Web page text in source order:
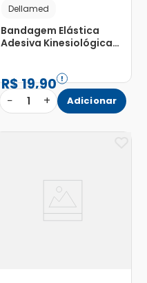
Dellamed
Bandagem Elástica
Adesiva Kinesiológica
R$19,90
− 1 + Adicionar